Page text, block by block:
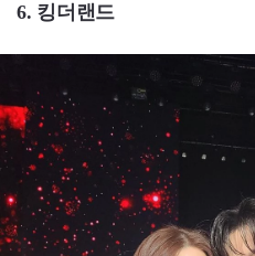
6. 킹더랜드